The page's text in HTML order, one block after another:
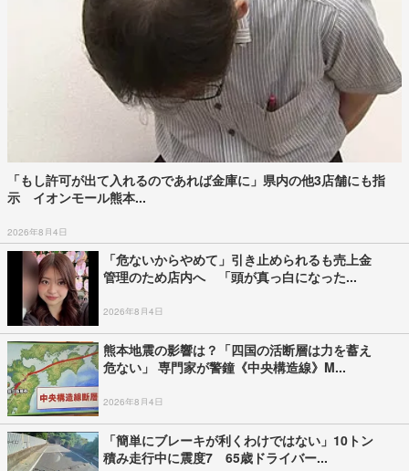
「もし許可が出て入れるのであれば金庫に」県内の他3店舗にも指
示 イオンモール熊本...
2026年8月4日
「危ないからやめて」引き止められるも売上金
管理のため店内へ 「頭が真っ白になった...
2026年8月4日
熊本地震の影響は？「四国の活断層は力を蓄え
危ない」 専門家が警鐘《中央構造線》M...
2026年8月4日
「簡単にブレーキが利くわけではない」10トン
積み走行中に震度7 65歳ドライバー...